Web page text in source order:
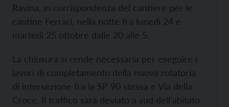
Ravina, in corrispondenza del cantiere per le
cantine Ferrari, nella notte fra lunedì 24 e
martedì 25 ottobre dalle 20 alle 5.
La chiusura si rende necessaria per eseguire i
lavori di completamento della nuova rotatoria
di intersezione fra la SP 90 stessa e Via della
Croce. Il traffico sarà deviato a sud dell’abitato